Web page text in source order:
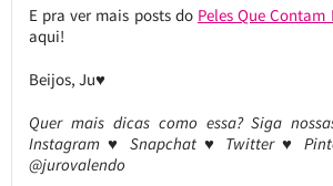
E pra ver mais posts do Peles Que
aqui!
Beijos, Ju♥
Quer mais dicas como essa? Siga
Instagram ♥ Snapchat ♥ Twitter ♥
@jurovalendo